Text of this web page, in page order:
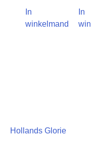
In
winkelmand
In
Hollands Glorie